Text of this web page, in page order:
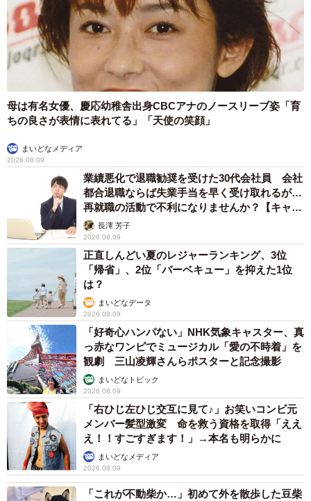
母は有名女優、慶応幼稚舎出身CBCアナのノースリーブ姿「育
ちの良さが表情に表れてる」「天使の笑顔」
まいどなメディア
2026.08.09
業績悪化で退職勧奨を受けた30代会社員 会社
都合退職ならば失業手当を早く受け取れるが…
再就職の活動で不利になりませんか？【キャリ
アカウンセラーが解説】
長澤 芳子
2026.08.09
正直しんどい夏のレジャーランキング、3位
「帰省」、2位「バーベキュー」を抑えた1位
は？
まいどなデータ
2026.08.09
「好奇心ハンパない」NHK気象キャスター、真
っ赤なワンピでミュージカル「愛の不時着」を
観劇 三山凌輝さんらポスターと記念撮影
まいどなトピック
2026.08.09
「右ひじ左ひじ交互に見て♪」お笑いコンビ元
メンバー髪型激変 命を救う資格を取得「ええ
え！！すごすぎます！」→本名も明らかに
まいどなメディア
2026.08.09
「これが不動柴か…」初めて外を散歩した豆柴